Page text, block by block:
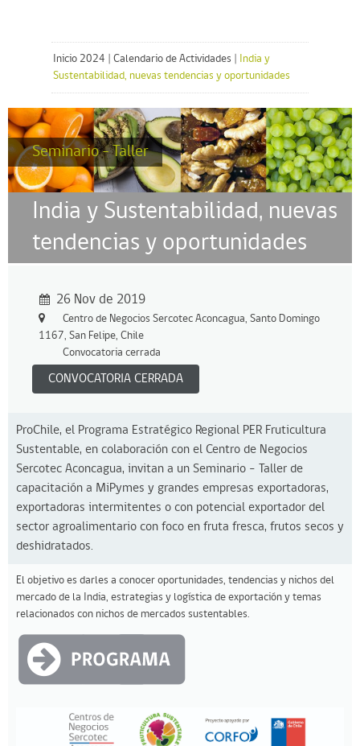
Inicio 2024 Calendario de Actividades
India y
Sustentabilidad, nuevas tendencias y oportunidades
Seminario - Taller
India y Sustentabilidad, nuevas
tendencias y oportunidades
26 Nov de 2019
Centro de Negocios Sercotec Aconcagua, Santo Domingo
1167, San Felipe, Chile
Convocatoria cerrada
CONVOCATORIA CERRADA
ProChile, el Programa Estratégico Regional PER Fruticultura
Sustentable, en colaboración con el Centro de Negocios
Sercotec Aconcagua, invitan a un Seminario – Taller de
capacitación a MiPymes y grandes empresas exportadoras,
exportadoras intermitentes o con potencial exportador del
sector agroalimentario con foco en fruta fresca, frutos secos y
deshidratados.
El objetivo es darles a conocer oportunidades, tendencias y nichos del
mercado de la India, estrategias y logística de exportación y temas
relacionados con nichos de mercados sustentables.